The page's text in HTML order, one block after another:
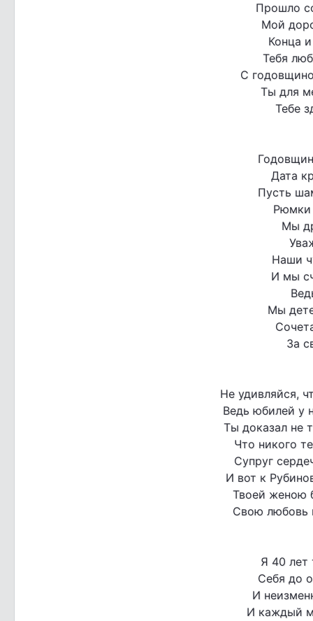
Прошло
Мой
Конца
Тебя
С
Ты для
Тебе
Дата
Пусть
Рюмки
Мы
Наши
И мы
Мы
За
Не удивляйся,
Ведь юбилей у
Ты доказал не
Что никого
Супруг
И вот к
Твоей женою
Свою любовь
Я 40
Себя до
И
И каждый